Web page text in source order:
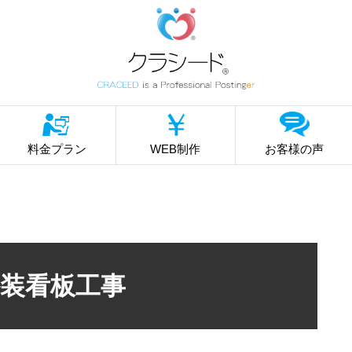
料金プラン WEB制作 お客様の声
看板工事